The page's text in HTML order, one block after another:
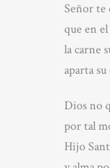
Señor te
que en
la carne
aparta
Dios no
por tal
Hijo